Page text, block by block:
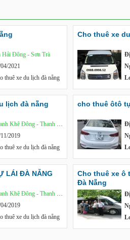
Hải Đông - Sơn Trà
2021
thuê xe du lịch đà nẵng
Cho thuê xe
lịch đà nẵng
Khê Đông - Thanh Khê
2019
thuê xe du lịch đà nẵng
cho thuê ôtô
LÁI ĐÀ NẴNG
Khê Đông - Thanh Khê
2019
thuê xe du lịch đà nẵng
Cho thuê xe ô
Đà Nẵng